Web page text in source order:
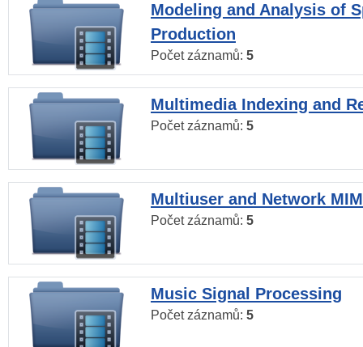
Modeling and Analysis of
Production
Počet záznamů: 5
Multimedia Indexing and
Počet záznamů: 5
Multiuser and Network
Počet záznamů: 5
Music Signal Processing
Počet záznamů: 5